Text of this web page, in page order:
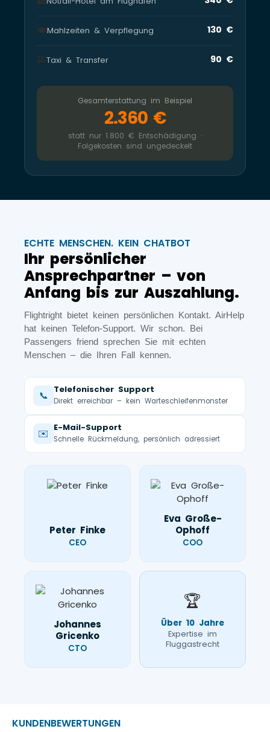
🍽️Mahlzeiten & Verpflegung 130 €
🚕Taxi & Transfer 90 €
Gesamterstattung im Beispiel
2.360 €
statt nur 1.800 € Entschädigung ·
Folgekosten sind ungedeckelt
ECHTE MENSCHEN. KEIN CHATBOT
Ihr persönlicher
Ansprechpartner – von
Anfang bis zur Auszahlung.
Flightright bietet keinen persönlichen Kontakt. AirHelp
hat keinen Telefon-Support. Wir schon. Bei
Passengers friend sprechen Sie mit echten
Menschen – die Ihren Fall kennen.
📞 Telefonischer Support
Direkt erreichbar – kein Warteschleifenmonster
✉️ E-Mail-Support
Schnelle Rückmeldung, persönlich adressiert
Peter Finke
CEO
Eva Große-
Ophoff
COO
Johannes
Gricenko
CTO
🏆
Über 10 Jahre
Expertise im
Fluggastrecht
KUNDENBEWERTUNGEN